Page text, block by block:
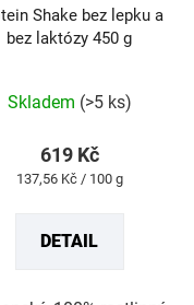
Shake bez lepku a
bez laktózy 450 g
produktu
hvězdiček.
Skladem (>5 ks)
619 Kč
Měrná
137,56 Kč / 100 g
DETAIL